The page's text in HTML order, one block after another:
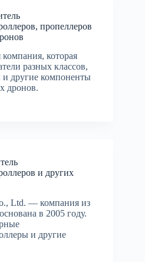
пропеллеров
которая
разных классов,
другие компоненты
дронов.
и других
Ltd. — компания из
в 2005 году.
и другие